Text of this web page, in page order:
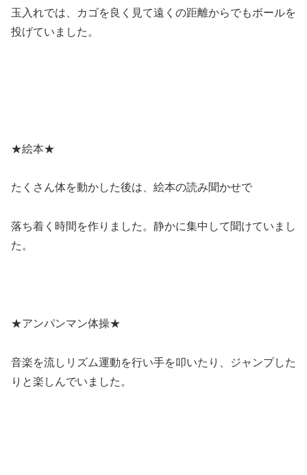
玉入れでは、カゴを良く見て遠くの距離からでもボールを
投げていました。
★絵本★
たくさん体を動かした後は、絵本の読み聞かせで
落ち着く時間を作りました。静かに集中して聞けていまし
た。
★アンパンマン体操★
音楽を流しリズム運動を行い手を叩いたり、ジャンプした
りと楽しんでいました。